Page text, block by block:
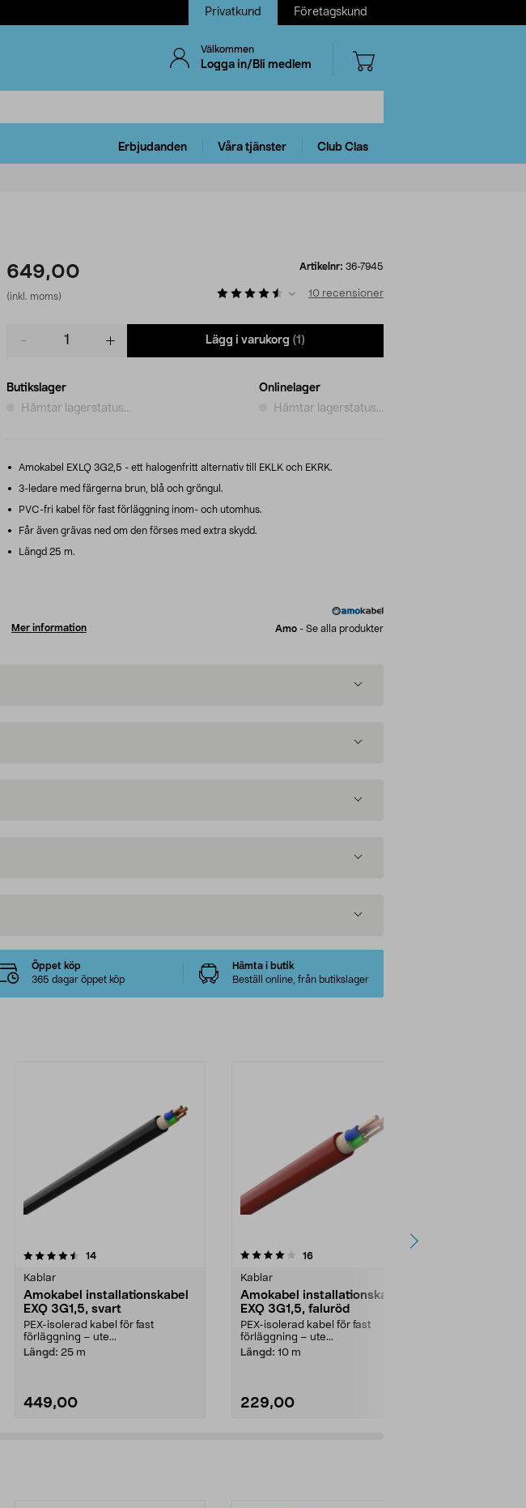
Privatkund Företagskund
Välkommen
Logga in/Bli medlem
Erbjudanden Våra tjänster Club Clas
649,00
(inkl. moms)
Artikelnr: 36-7945
10 recensioner
Lägg i varukorg (1)
Butikslager
Hämtar lagerstatus...
Onlinelager
Hämtar lagerstatus...
Amokabel EXLQ 3G2,5 - ett halogenfritt alternativ till EKLK och EKRK.
3-ledare med färgerna brun, blå och gröngul.
PVC-fri kabel för fast förläggning inom- och utomhus.
Får även grävas ned om den förses med extra skydd.
Längd 25 m.
Mer information Amo - Se alla produkter
Öppet köp
365 dagar öppet köp
Hämta i butik
Beställ online, från butikslager
14recensioner
Kablar
Amokabel installationskabel
EXQ 3G1,5, svart
PEX-isolerad kabel för fast
förläggning – ute...
Längd: 25 m
449,00
4.0 av 5 stjärnor 16recensioner
Kablar
Amokabel installationskabel
EXQ 3G1,5, faluröd
PEX-isolerad kabel för fast
förläggning – ute...
Längd: 10 m
229,00
4.5 av 5 stjärnor